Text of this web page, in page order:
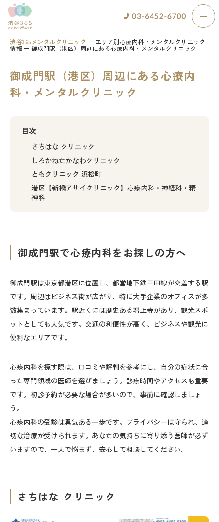
渋谷365メンタルクリニック
エリア別心療内科・メンタルクリニック
情報
御成門駅（港区）周辺にある心療内科・メンタルクリニック
御成門駅（港区）周辺にある心療内
科・メンタルクリニック
目次
さちはな クリニック
しろかねたかなわクリニック
ともクリニック 浜松町
港区【新橋アサイクリニック】心療内科・神経科・精
神科
御成門駅で心療内科をお探しの方へ
御成門駅は東京都港区に位置し、都営地下鉄三田線が交差する駅
です。周辺はビジネス街が広がり、特に大手企業のオフィスが多
数集まっています。駅近くには歴史ある増上寺があり、観光スポ
ットとしても人気です。交通の利便性が高く、ビジネスや観光に
便利なエリアです。
心療内科を探す際は、口コミや評判を参考にし、自分の症状に合
った専門領域の医師を選びましょう。診療時間やアクセスも重要
です。初診予約が必要な場合が多いので、事前に確認しましょ
う。
心療内科の受診は勇気ある一歩です。プライバシーは守られ、適
切な治療が受けられます。あなたの気持ちに寄り添う医師が必ず
いますので、一人で悩まず、安心して相談してください。
さちはな クリニック